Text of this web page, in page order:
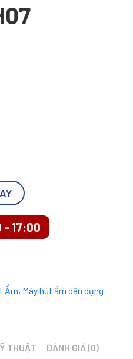
- 17:00
Ẩm, Máy hút ẩm dân dụng
THUẬT ĐÁNH GIÁ (0)